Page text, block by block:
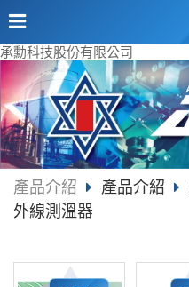
承勳科技股份有限公司
產品介紹 產品介紹
外線測溫器